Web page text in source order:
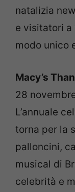
natalizia
e visitatori
modo unico
Macy’s
28
L’annuale
torna per la
palloncini,
musical di
celebrità e